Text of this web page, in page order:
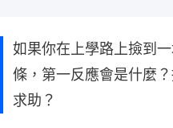
如果你在上學路上撿到
條，第一反應會是什麼
求助？